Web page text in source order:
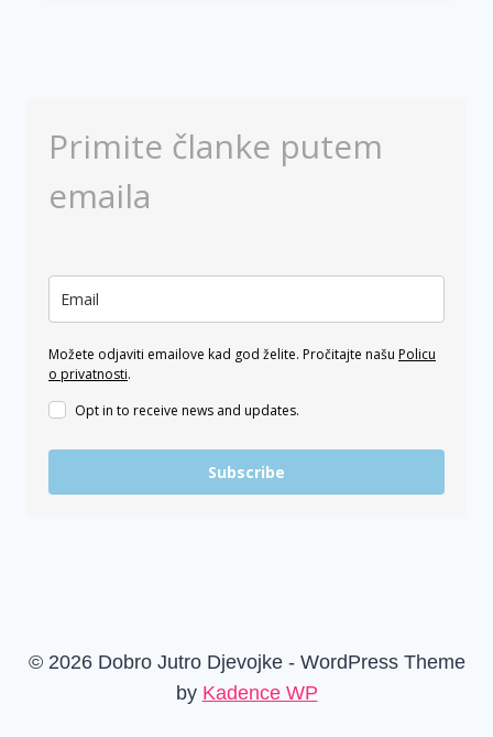
(1
Primite članke putem
emaila
Možete odjaviti emailove kad god želite. Pročitajte našu Policu
o privatnosti.
Opt in to receive news and updates.
Subscribe
© 2026 Dobro Jutro Djevojke - WordPress Theme
by Kadence WP